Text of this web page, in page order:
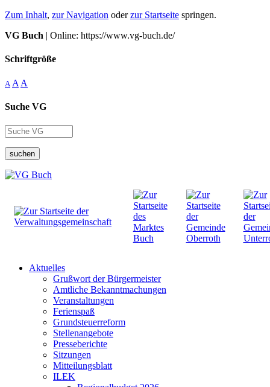
Zum Inhalt, zur Navigation oderzur Startseite springen.
VG Buch | Online: https://www.vg-buch.de/
Schriftgröße
A A A
Suche VG
suchen
Aktuelles
Grußwort der Bürgermeister
Amtliche Bekanntmachungen
Veranstaltungen
Ferienspaß
Grundsteuerreform
Stellenangebote
Presseberichte
Sitzungen
Mitteilungsblatt
ILEK